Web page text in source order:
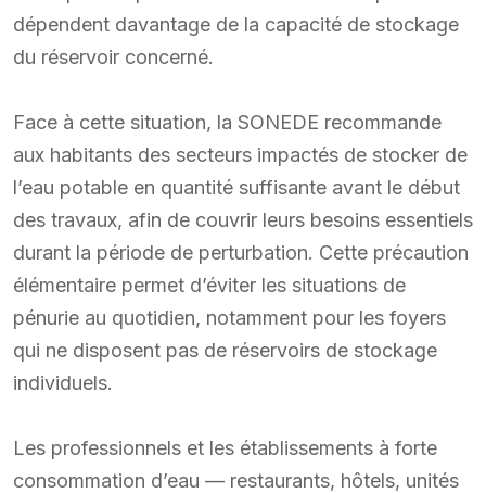
dépendent davantage de la capacité de stockage
du réservoir concerné.
Face à cette situation, la SONEDE recommande
aux habitants des secteurs impactés de stocker de
l’eau potable en quantité suffisante avant le début
des travaux, afin de couvrir leurs besoins essentiels
durant la période de perturbation. Cette précaution
élémentaire permet d’éviter les situations de
pénurie au quotidien, notamment pour les foyers
qui ne disposent pas de réservoirs de stockage
individuels.
Les professionnels et les établissements à forte
consommation d’eau — restaurants, hôtels, unités